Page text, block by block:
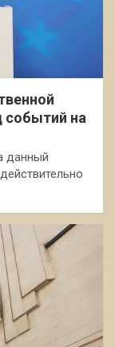
событий на
данный